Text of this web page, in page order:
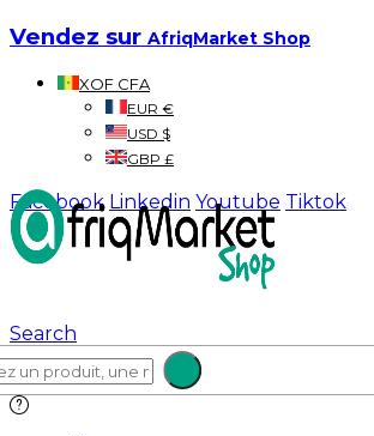
Vendez sur AfriqMarket Shop
XOF CFA
EUR €
USD $
GBP £
Facebook Linkedin Youtube Tiktok
Search